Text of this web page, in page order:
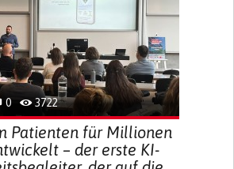
URINARY INCONTINENCE
WITH COUGHING OR SNEEZING (STRESS
MANAGEMENT
OBSTETRICS
UROLOGY
0 3722
Patienten für Millionen
– der erste KI-